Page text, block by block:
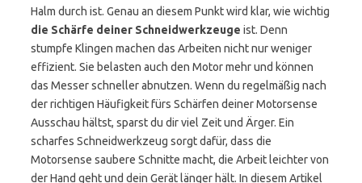
Halm durch ist. Genau an diesem Punkt wird klar, wie wichtig
die Schärfe deiner Schneidwerkzeuge ist. Denn
stumpfe Klingen machen das Arbeiten nicht nur weniger
effizient. Sie belasten auch den Motor mehr und können
das Messer schneller abnutzen. Wenn du regelmäßig nach
der richtigen Häufigkeit fürs Schärfen deiner Motorsense
Ausschau hältst, sparst du dir viel Zeit und Ärger. Ein
scharfes Schneidwerkzeug sorgt dafür, dass die
Motorsense saubere Schnitte macht, die Arbeit leichter von
der Hand geht und dein Gerät länger hält. In diesem Artikel